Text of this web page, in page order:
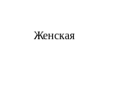
Женская